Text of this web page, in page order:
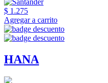
$ 1.275
Agregar a carrito
HANA